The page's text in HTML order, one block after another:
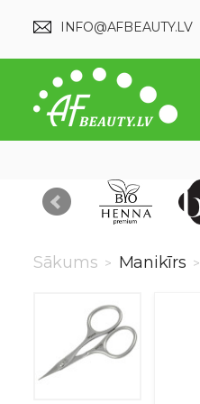
INFO@AFBEAUTY.LV
Sākums > Manikīrs >